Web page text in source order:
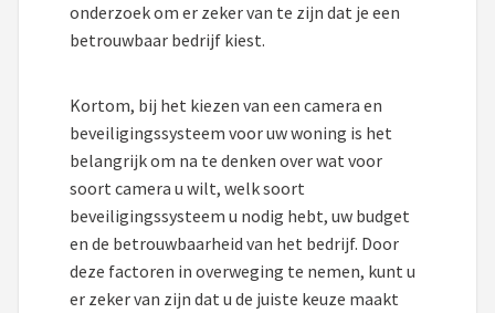
onderzoek om er zeker van te zijn dat je een
betrouwbaar bedrijf kiest.
Kortom, bij het kiezen van een camera en
beveiligingssysteem voor uw woning is het
belangrijk om na te denken over wat voor
soort camera u wilt, welk soort
beveiligingssysteem u nodig hebt, uw budget
en de betrouwbaarheid van het bedrijf. Door
deze factoren in overweging te nemen, kunt u
er zeker van zijn dat u de juiste keuze maakt